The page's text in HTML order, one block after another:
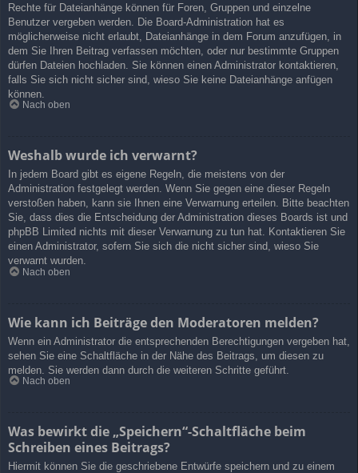
Rechte für Dateianhänge können für Foren, Gruppen und einzelne
Benutzer vergeben werden. Die Board-Administration hat es
möglicherweise nicht erlaubt, Dateianhänge in dem Forum anzufügen, in
dem Sie Ihren Beitrag verfassen möchten, oder nur bestimmte Gruppen
dürfen Dateien hochladen. Sie können einen Administrator kontaktieren,
falls Sie sich nicht sicher sind, wieso Sie keine Dateianhänge anfügen
können.
Nach oben
Weshalb wurde ich verwarnt?
In jedem Board gibt es eigene Regeln, die meistens von der
Administration festgelegt werden. Wenn Sie gegen eine dieser Regeln
verstoßen haben, kann sie Ihnen eine Verwarnung erteilen. Bitte beachten
Sie, dass dies die Entscheidung der Administration dieses Boards ist und
phpBB Limited nichts mit dieser Verwarnung zu tun hat. Kontaktieren Sie
einen Administrator, sofern Sie sich die nicht sicher sind, wieso Sie
verwarnt wurden.
Nach oben
Wie kann ich Beiträge den Moderatoren melden?
Wenn ein Administrator die entsprechenden Berechtigungen vergeben hat,
sehen Sie eine Schaltfläche in der Nähe des Beitrags, um diesen zu
melden. Sie werden dann durch die weiteren Schritte geführt.
Nach oben
Was bewirkt die „Speichern“-Schaltfläche beim
Schreiben eines Beitrags?
Hiermit können Sie die geschriebene Entwürfe speichern und zu einem